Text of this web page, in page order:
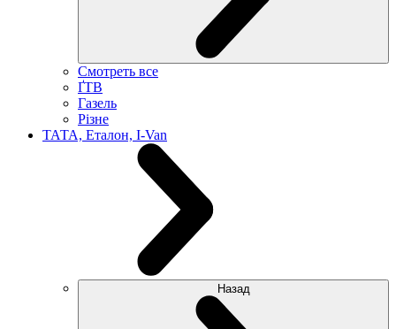
Смотреть все
ҐТВ
Газель
Різне
ТАТА, Еталон, I-Van
Назад